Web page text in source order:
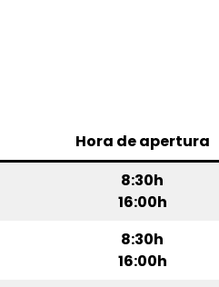
Hora de apertura
8:30h
16:00h
8:30h
16:00h